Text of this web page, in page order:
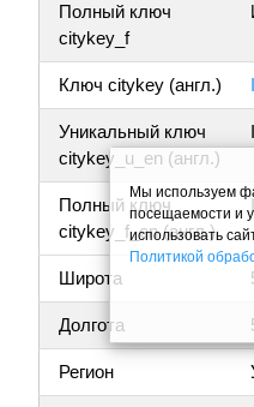
Полный ключ
citykey_f
Ключ citykey (англ.)
Уникальный ключ
citykey_u_en (англ.)
Полный ключ
citykey_f_en (англ.)
Широта
Долгота
Регион
Мы используем
посещаемости и
использовать
Политикой